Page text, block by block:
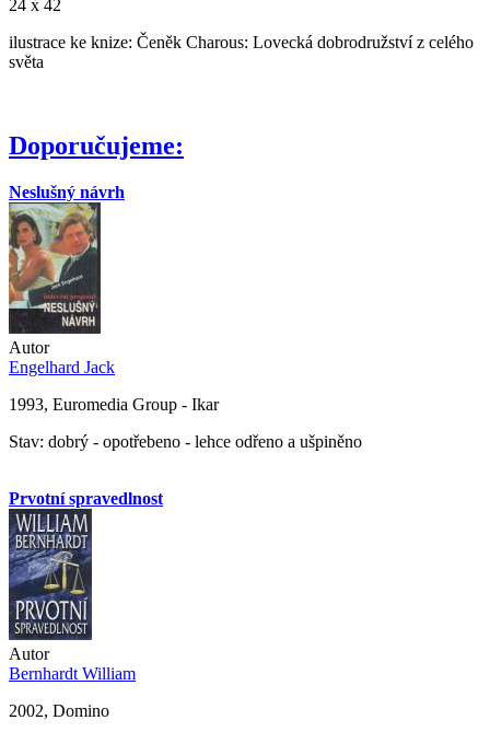
24 x 42
ilustrace ke knize: Čeněk Charous: Lovecká dobrodružství z celého
světa
Doporučujeme:
Neslušný návrh
Autor
Engelhard Jack
1993, Euromedia Group - Ikar
Stav: dobrý - opotřebeno - lehce odřeno a ušpiněno
Prvotní spravedlnost
Autor
Bernhardt William
2002, Domino